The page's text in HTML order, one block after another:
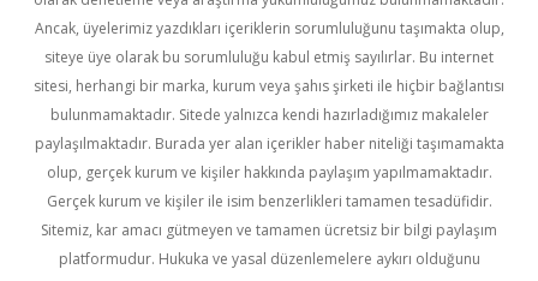
Ancak, üyelerimiz yazdıkları içeriklerin sorumluluğunu taşımakta olup,
siteye üye olarak bu sorumluluğu kabul etmiş sayılırlar. Bu internet
sitesi, herhangi bir marka, kurum veya şahıs şirketi ile hiçbir bağlantısı
bulunmamaktadır. Sitede yalnızca kendi hazırladığımız makaleler
paylaşılmaktadır. Burada yer alan içerikler haber niteliği taşımamakta
olup, gerçek kurum ve kişiler hakkında paylaşım yapılmamaktadır.
Gerçek kurum ve kişiler ile isim benzerlikleri tamamen tesadüfidir.
Sitemiz, kar amacı gütmeyen ve tamamen ücretsiz bir bilgi paylaşım
platformudur. Hukuka ve yasal düzenlemelere aykırı olduğunu